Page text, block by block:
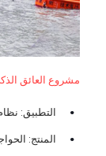
مشروع العائق
التطبيق:
المنتج: